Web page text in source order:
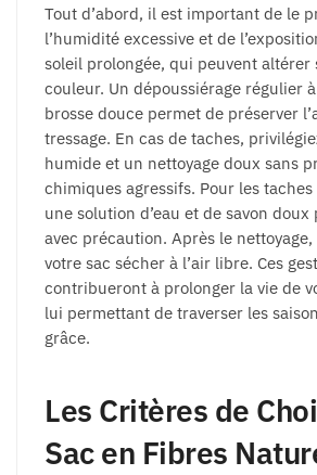
Tout d’abord, il est important de le
l’humidité excessive et de
soleil prolongée, qui peuvent altérer
couleur. Un dépoussiérage régulier à
brosse douce permet de préserver
tressage. En cas de taches,
humide et un nettoyage doux sans
chimiques agressifs. Pour les
une solution d’eau et de savon
avec précaution. Après le
votre sac sécher à l’air libre. Ces
contribueront à prolonger la vie de
lui permettant de traverser les
grâce.
Les Critères de
Sac en Fibres